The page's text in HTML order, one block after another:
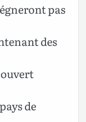
pas
des
de